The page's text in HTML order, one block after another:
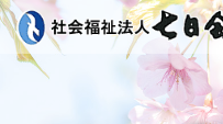
コ
ン
ナ
ビ